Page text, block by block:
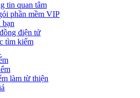
tin quan tâm
phần mềm VIP
bạn
điện tử
tìm kiếm
làm từ thiện